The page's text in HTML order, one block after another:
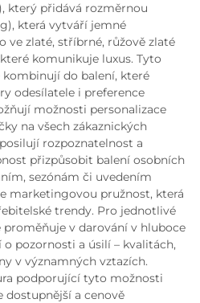
který přidává rozměrnou
která vytváří jemné
ve zlaté, stříbrné, růžově zlaté
komunikuje luxus. Tyto
kombinují do balení, které
odesílatele i preference
možnosti personalizace
na všech zákaznických
rozpoznatelnost a
přizpůsobit balení osobních
sezónám či uvedením
marketingovou pružnost, která
trendy. Pro jednotlivé
proměňuje v darování v hluboce
pozornosti a úsilí – kvalitách,
v významných vztazích.
podporující tyto možnosti
dostupnější a cenově